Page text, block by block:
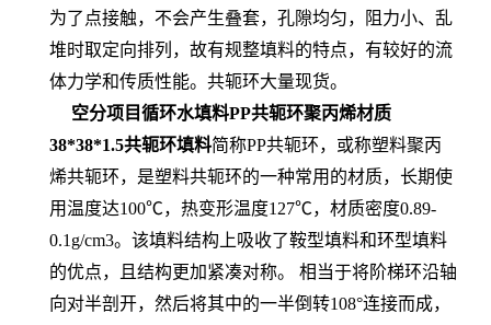
为了点接触，不会产生叠套，孔隙均匀，阻力小、乱
堆时取定向排列，故有规整填料的特点，有较好的流
体力学和传质性能。共轭环大量现货。
空分项目循环水填料PP共轭环聚丙烯材质
38*38*1.5共轭环填料简称PP共轭环，或称塑料聚丙
烯共轭环，是塑料共轭环的一种常用的材质，长期使
用温度达100℃，热变形温度127℃，材质密度0.89-
0.1g/cm3。该填料结构上吸收了鞍型填料和环型填料
的优点，且结构更加紧凑对称。 相当于将阶梯环沿轴
向对半剖开，然后将其中的一半倒转108°连接而成，